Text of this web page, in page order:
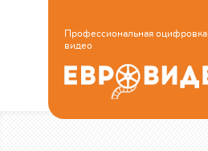
Профессиональная оцифровка
видео